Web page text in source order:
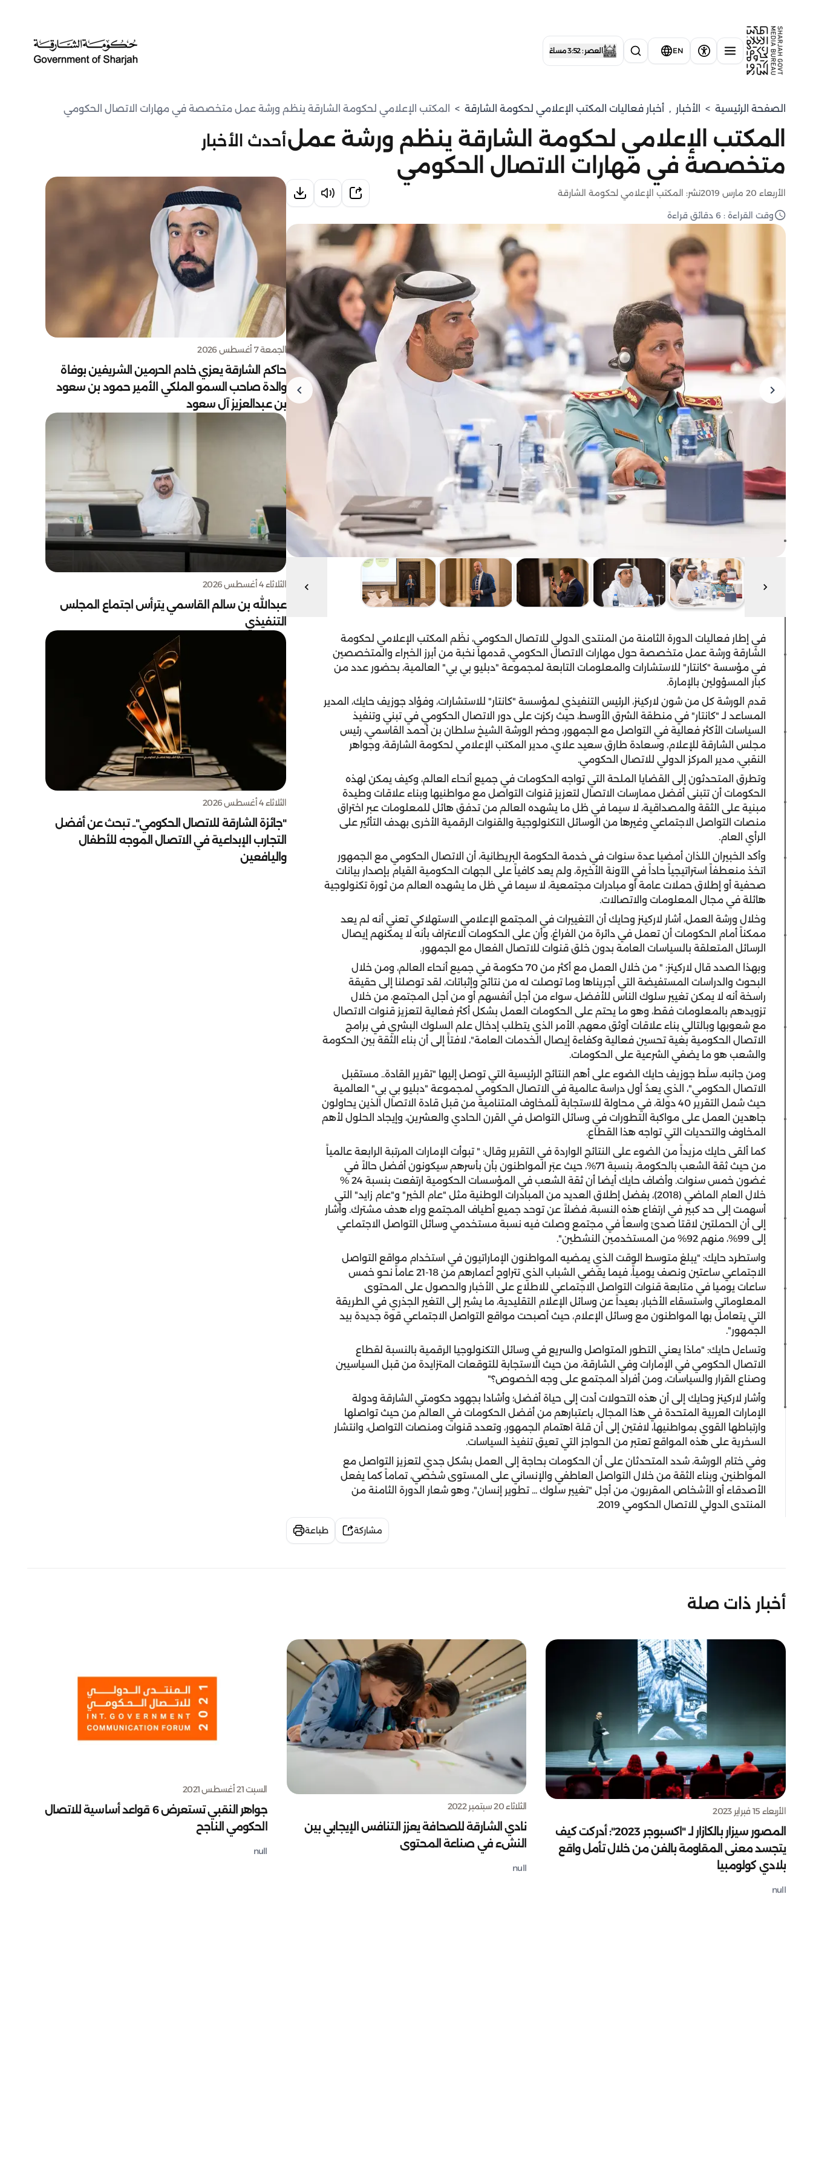
EN العصر : 3:52 مساءً
الصفحة الرئيسية > الأخبار , أخبار فعاليات المكتب الإعلامي لحكومة الشارقة > المكتب الإعلامي لحكومة الشارقة ينظم ورشة عمل متخصصة في مهارات الاتصال الحكومي
المكتب الإعلامي لحكومة الشارقة ينظم ورشة عمل
متخصصة في مهارات الاتصال الحكومي
الأربعاء 20 مارس 2019 نشر: المكتب الإعلامي لحكومة الشارقة
وقت القراءة : 6 دقائق قراءة
في إطار فعاليات الدورة الثامنة من المنتدى الدولي للاتصال الحكومي، نظَم المكتب الإعلامي لحكومة
الشارقة ورشة عمل متخصصة حول مهارات الاتصال الحكومي، قدمها نخبة من أبرز الخبراء والمتخصصين
في مؤسسة "كانتار" للاستشارات والمعلومات التابعة لمجموعة "دبليو بي بي" العالمية، بحضور عدد من
كبار المسؤولين بالإمارة.
قدم الورشة كل من شون لاركينز، الرئيس التنفيذي لـمؤسسة "كانتار" للاستشارات، وفؤاد جوزيف حايك، المدير
المساعد لـ "كانتار" في منطقة الشرق الأوسط، حيث ركزت على دور الاتصال الحكومي في تبني وتنفيذ
السياسات الأكثر فعالية في التواصل مع الجمهور، وحضر الورشة الشيخ سلطان بن أحمد القاسمي، رئيس
مجلس الشارقة للإعلام، وسعادة طارق سعيد علاي، مدير المكتب الإعلامي لحكومة الشارقة، وجواهر
النقبي، مدير المركز الدولي للاتصال الحكومي.
وتطرق المتحدثون إلى القضايا الملحة التي تواجه الحكومات في جميع أنحاء العالم، وكيف يمكن لهذه
الحكومات أن تتبنى أفضل ممارسات الاتصال لتعزيز قنوات التواصل مع مواطنيها وبناء علاقات وطيدة
مبنية على الثقة والمصداقية، لا سيما في ظل ما يشهده العالم من تدفق هائل للمعلومات عبر اختراق
منصات التواصل الاجتماعي وغيرها من الوسائل التكنولوجية والقنوات الرقمية الأخرى بهدف التأثير على
الرأي العام.
وأكد الخبيران اللذان أمضيا عدة سنوات في خدمة الحكومة البريطانية، أن الاتصال الحكومي مع الجمهور
اتخذ منعطفاً استراتيجياً حاداً في الآونة الأخيرة، ولم يعد كافياً على الجهات الحكومية القيام بإصدار بيانات
صحفية أو إطلاق حملات عامة أو مبادرات مجتمعية، لا سيما في ظل ما يشهده العالم من ثورة تكنولوجية
هائلة في مجال المعلومات والاتصالات.
وخلال ورشة العمل، أشار لاركينز وحايك أن التغييرات في المجتمع الإعلامي الاستهلاكي تعني أنه لم يعد
ممكناً أمام الحكومات أن تعمل في دائرة من الفراغ، وأن على الحكومات الاعتراف بأنه لا يمكنهم إيصال
الرسائل المتعلقة بالسياسات العامة بدون خلق قنوات للاتصال الفعال مع الجمهور.
وبهذا الصدد قال لاركينز: " من خلال العمل مع أكثر من 70 حكومة في جميع أنحاء العالم، ومن خلال
البحوث والدراسات المستفيضة التي أجريناها وما توصلت له من نتائج وإثباتات، لقد توصلنا إلى حقيقة
راسخة أنه لا يمكن تغيير سلوك الناس للأفضل، سواء من أجل أنفسهم أو من أجل المجتمع، من خلال
تزويدهم بالمعلومات فقط، وهو ما يحتم على الحكومات العمل بشكل أكثر فعالية لتعزيز قنوات الاتصال
مع شعوبها وبالتالي بناء علاقات أوثق معهم، الأمر الذي يتطلب إدخال علم السلوك البشري في برامج
الاتصال الحكومية بغية تحسين فعالية وكفاءة إيصال الخدمات العامة"، لافتاً إلى أن بناء الثقة بين الحكومة
والشعب هو ما يضفي الشرعية على الحكومات.
ومن جانبه، سلَط جوزيف حايك الضوء على أهم النتائج الرئيسية التي توصل إليها "تقرير القادة.. مستقبل
الاتصال الحكومي"، الذي يعدُ أول دراسة عالمية في الاتصال الحكومي لمجموعة "دبليو بي بي" العالمية
حيث شمل التقرير 40 دولة، في محاولة للاستجابة للمخاوف المتنامية من قبل قادة الاتصال الذين يحاولون
جاهدين العمل على مواكبة التطورات في وسائل التواصل في القرن الحادي والعشرين، وإيجاد الحلول لأهم
المخاوف والتحديات التي تواجه هذا القطاع.
كما ألقى حايك مزيداً من الضوء على النتائج الواردة في التقرير وقال: " تبوأت الإمارات المرتبة الرابعة عالمياً
من حيث ثقة الشعب بالحكومة، بنسبة 71%، حيث عبَر المواطنون بأن بأسرهم سيكونون أفضل حالاً في
غضون خمس سنوات. وأضاف حايك أيضا أن ثقة الشعب في المؤسسات الحكومية ارتفعت بنسبة 24 %
خلال العام الماضي (2018)، بفضل إطلاق العديد من المبادرات الوطنية مثل "عام الخير" و"عام زايد" التي
أسهمت إلى حد كبير في ارتفاع هذه النسبة، فضلاً عن توحد جميع أطياف المجتمع وراء هدف مشترك. وأشار
إلى أن الحملتين لاقتا صدىً واسعاً في مجتمع وصلت فيه نسبة مستخدمي وسائل التواصل الاجتماعي
إلى 99%، منهم 92% من المستخدمين النشطين".
واستطرد حايك: "يبلغ متوسط الوقت الذي يمضيه المواطنون الإماراتيون في استخدام مواقع التواصل
الاجتماعي ساعتين ونصف يومياً، فيما يقضي الشباب الذي تتراوح أعمارهم من 18-21 عاماً نحو خمس
ساعات يوميا في متابعة قنوات التواصل الاجتماعي للاطلاع على الأخبار والحصول على المحتوى
المعلوماتي واستسقاء الأخبار، بعيداً عن وسائل الإعلام التقليدية، ما يشير إلى التغير الجذري في الطريقة
التي يتعامل بها المواطنون مع وسائل الإعلام، حيث أصبحت مواقع التواصل الاجتماعي قوة جديدة بيد
الجمهور".
وتساءل حايك: "ماذا يعني التطور المتواصل والسريع في وسائل التكنولوجيا الرقمية بالنسبة لقطاع
الاتصال الحكومي في الإمارات وفي الشارقة، من حيث الاستجابة للتوقعات المتزايدة من قبل السياسيين
وصناع القرار والسياسات، ومن أفراد المجتمع على وجه الخصوص؟"
وأشار لاركينز وحايك إلى أن هذه التحولات أدت إلى حياة أفضل؛ وأشادا بجهود حكومتي الشارقة ودولة
الإمارات العربية المتحدة في هذا المجال، باعتبارهم من أفضل الحكومات في العالم من حيث تواصلها
وارتباطها القوي بمواطنيها، لافتين إلى أن قلة اهتمام الجمهور، وتعدد قنوات ومنصات التواصل، وانتشار
السخرية على هذه المواقع تعتبر من الحواجز التي تعيق تنفيذ السياسات.
وفي ختام الورشة، شدد المتحدثان على أن الحكومات بحاجة إلى العمل بشكل جدي لتعزيز التواصل مع
المواطنين، وبناء الثقة من خلال التواصل العاطفي والإنساني على المستوى شخصي، تماماً كما يفعل
الأصدقاء أو الأشخاص المقربون، من أجل "تغيير سلوك ... تطوير إنسان"، وهو شعار الدورة الثامنة من
المنتدى الدولي للاتصال الحكومي 2019.
مشاركة طباعة
أحدث الأخبار
الجمعة 7 أغسطس 2026
حاكم الشارقة يعزي خادم الحرمين الشريفين بوفاة
والدة صاحب السمو الملكي الأمير حمود بن سعود
بن عبدالعزيز آل سعود
الثلاثاء 4 أغسطس 2026
عبدالله بن سالم القاسمي يترأس اجتماع المجلس
التنفيذي
الثلاثاء 4 أغسطس 2026
"جائزة الشارقة للاتصال الحكومي".. تبحث عن أفضل
التجارب الإبداعية في الاتصال الموجه للأطفال
واليافعين
أخبار ذات صلة
الأربعاء 15 فبراير 2023
المصور سيزار بالكازار لـ "اكسبوجر 2023": أدركت كيف
يتجسد معنى المقاومة بالفن من خلال تأمل واقع
بلادي كولومبيا
null
الثلاثاء 20 سبتمبر 2022
نادي الشارقة للصحافة يعزز التنافس الإيجابي بين
النشء في صناعة المحتوى
null
السبت 21 أغسطس 2021
جواهر النقبي تستعرض 6 قواعد أساسية للاتصال
الحكومي الناجح
null